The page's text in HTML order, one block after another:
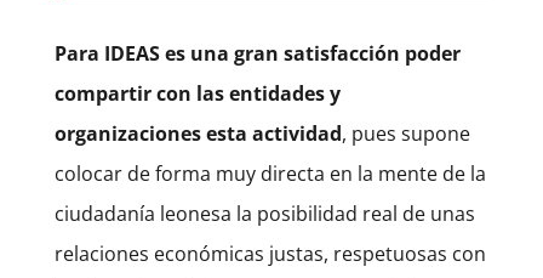
Para IDEAS es una gran satisfacción poder
compartir con las entidades y
organizaciones esta actividad, pues supone
colocar de forma muy directa en la mente de la
ciudadanía leonesa la posibilidad real de unas
relaciones económicas justas, respetuosas con